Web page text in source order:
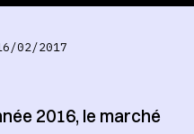
02/2017
2016, le marché